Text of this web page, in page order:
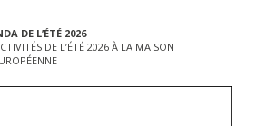
DE L’ÉTÉ 2026
DE L’ÉTÉ 2026 À LA MAISON